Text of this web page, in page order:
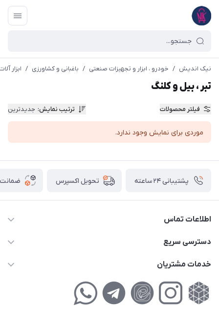
نیک اندیش / خودرو ، ابزار و تجهیزات صنعتی / باغبانی و کشاورزی / ابزار
تبر ، بیل و کلنگ
فیلتر محصولات ترتیب نمایش: جدیدترین
موردی برای نمایش وجود ندارد.
پشتیبانی ۲۴ ساعته تحویل اکسپرس ضمانت
اطلاعات تماس
02177111474
کوچه گلریز 4 غربی ، پلاک 13
دسترسی سریع
حساب کاربری
لیست محصولات
خدمات مشتریان
راهنمای‌خرید‌آنلاین
حریم خصوصی